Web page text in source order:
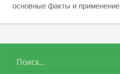
основные факты и применение